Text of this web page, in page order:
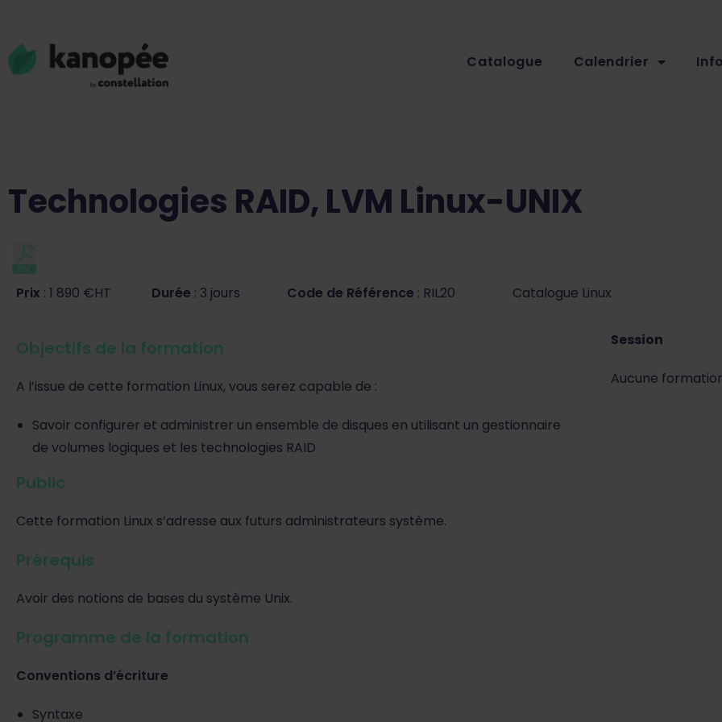
Catalogue Calendrier
Technologies RAID, LVM Linux-UNIX
Prix : 1 890 €HT Durée : 3 jours Code de Référence : RIL20 Catalogue Linux
Objectifs de la formation
A l’issue de cette formation Linux, vous serez capable de :
Savoir configurer et administrer un ensemble de disques en utilisant un gestionnaire
de volumes logiques et les technologies RAID
Public
Cette formation Linux s’adresse aux futurs administrateurs système.
Prérequis
Avoir des notions de bases du système Unix.
Programme de la formation
Conventions d’écriture
Syntaxe
Session
Aucune